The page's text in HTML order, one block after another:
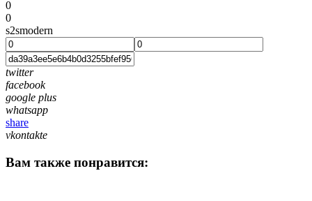
0
0
s2smodern
twitter
facebook
google plus
whatsapp
share
vkontakte
Вам также понравится: